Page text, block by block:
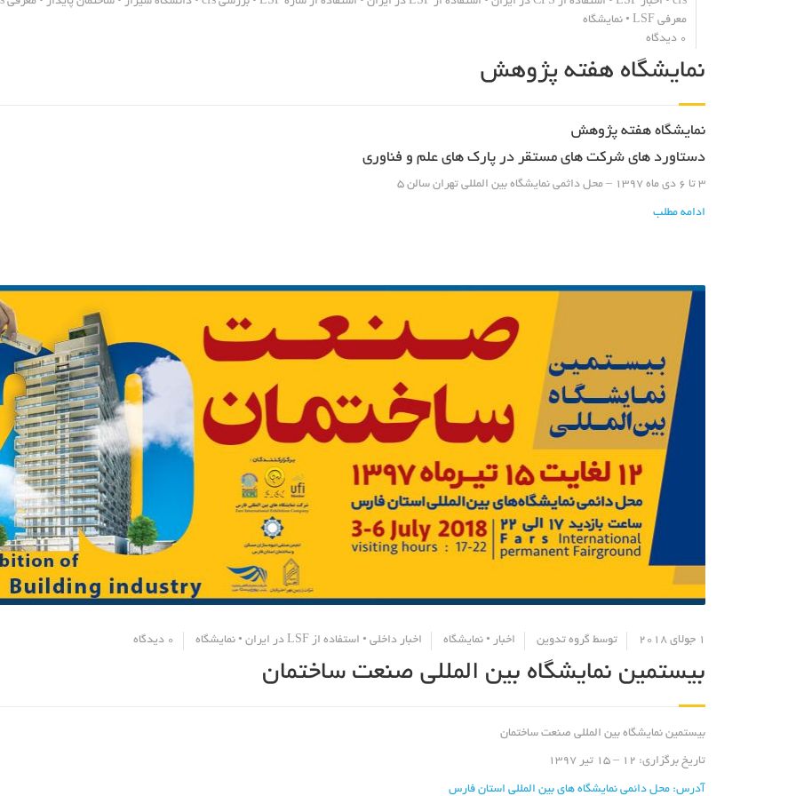
معرفی LSF
• نمایشگاه
0 دیدگاه
نمایشگاه هفته پژوهش
نمایشگاه هفته پژوهش
دستاورد های شرکت های مستقر در پارک های علم و فناوری
3 تا 6 دی ماه 1397 – محل داثمی نمایشگاه بین المللی تهران سالن 5
ادامه مطلب
1 جولای 2018 توسط گروه تدوین اخبار • نمایشگاه اخبار داخلی • استفاده از LSF در ایران • نمایشگاه 0 دیدگاه
بیستمین نمایشگاه بین المللی صنعت ساختمان
بیستمین نمایشگاه بین المللی صنعت ساختمان
تاریخ برگزاری: 12 – 15 تیر 1397
آدرس: محل دائمی نمایشگاه های بین المللی استان فارس